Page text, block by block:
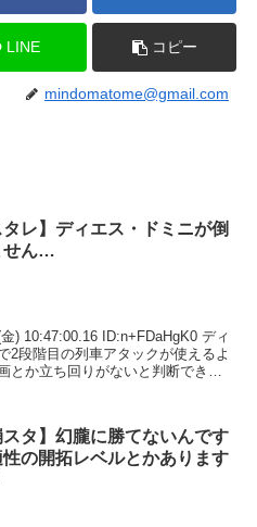
LINE コピー
mindomatome@gmail.com
タレ】ディエス・ドミニが倒
せん…
) 10:47:00.16 ID:n+FDaHgK0 ディ
2段階目の列車アタックが使えるよ
とか立ち回りがないと判断できな
スタ】幻朧に勝てないんです
の開拓レベルとかあります